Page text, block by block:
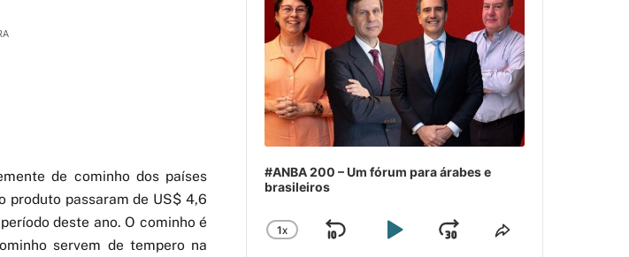
de cominho dos países
produto passaram de US$ 4,6
deste ano. O cominho é
servem de tempero na
#ANBA 200 – Um fórum para árabes e
brasileiros
CHANGE
1X
SKIPPLAYJUMP